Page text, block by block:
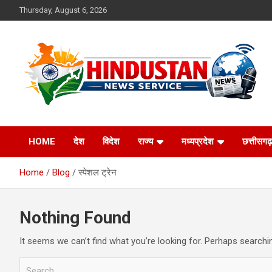
to
Thursday, August 6, 2026
Hindustan News
Service
HOME देश विदेश राज्य मध्यप्रदेश छत्तीसगढ़
Home Blog स्पेशल ट्रेन
Nothing Found
It seems we can’t find what you’re looking for. Perhaps